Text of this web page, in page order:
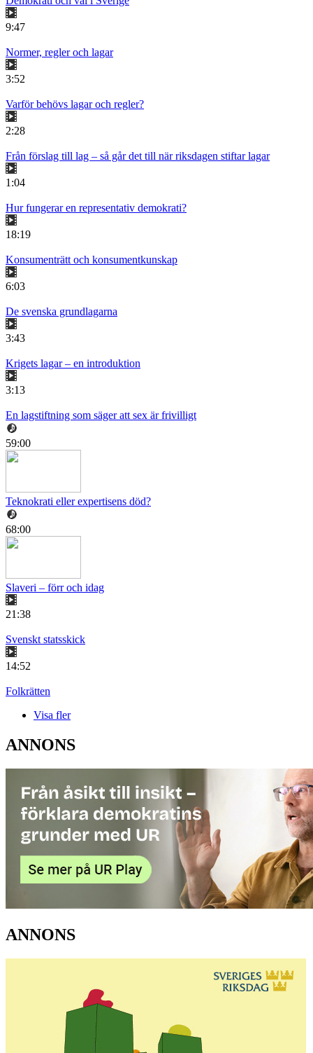
9:47
Normer, regler och lagar
3:52
Varför behövs lagar och regler?
2:28
Från förslag till lag – så går det till när riksdagen stiftar lagar
1:04
Hur fungerar en representativ demokrati?
18:19
Konsumenträtt och konsumentkunskap
6:03
De svenska grundlagarna
3:43
Krigets lagar – en introduktion
3:13
En lagstiftning som säger att sex är frivilligt
59:00
Teknokrati eller expertisens död?
68:00
Slaveri – förr och idag
21:38
Svenskt statsskick
14:52
Folkrätten
Visa fler
ANNONS
ANNONS